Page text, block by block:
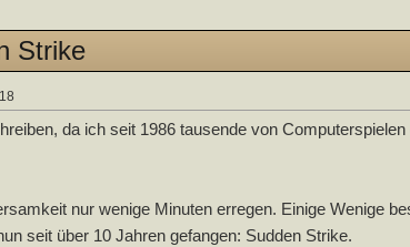
Strike
da ich seit 1986 tausende von
nur wenige Minuten erregen. Einige Wenige
seit über 10 Jahren gefangen: Sudden Strike.